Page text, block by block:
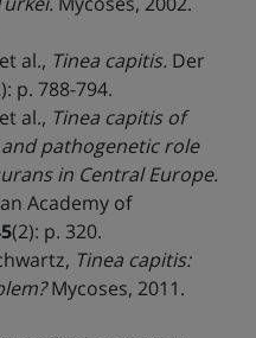
al., Tinea capitis. Der
p. 788-794.
al., Tinea capitis of
pathogenetic role
in Central Europe.
Academy of
(2): p. 320.
Tinea capitis:
Mycoses, 2011.